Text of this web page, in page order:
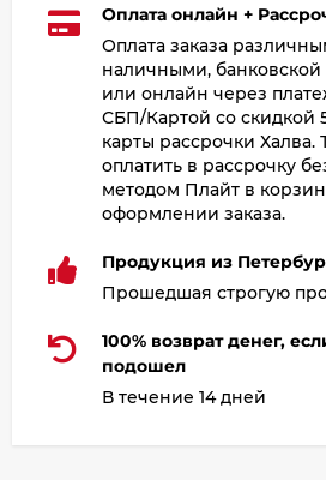
Оплата онлайн +
Оплата заказа
наличными, банковской
или онлайн через
СБП/Картой со скидкой
карты рассрочки Халва.
оплатить в рассрочку
методом Плайт в
оформлении заказа.
Продукция из
Прошедшая строгую
100% возврат денег,
подошел
В течение 14 дней